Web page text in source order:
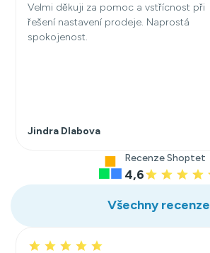
Velmi děkuji za pomoc a vstřícnost při
řešení nastavení prodeje. Naprostá
spokojenost.
Jindra Dlabova
Recenze Shoptet
4,6
Všechny recenze